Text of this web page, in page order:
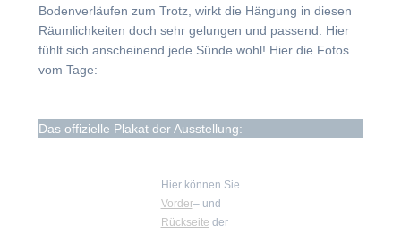
Bodenverläufen zum Trotz, wirkt die Hängung in diesen
Räumlichkeiten doch sehr gelungen und passend. Hier
fühlt sich anscheinend jede Sünde wohl! Hier die Fotos
vom Tage:
Das offizielle Plakat der Ausstellung:
Hier können Sie
Vorder– und
Rückseite der